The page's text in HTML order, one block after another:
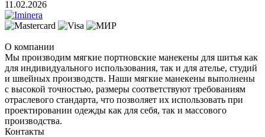
11.02.2026
О компании
Мы производим мягкие портновские манекены для шитья как
для индивидуального использования, так и для ателье, студий
и швейных производств. Наши мягкие манекены выполнены
с высокой точностью, размеры соответствуют требованиям
отраслевого стандарта, что позволяет их использовать при
проектировании одежды как для себя, так и массового
производства.
Контакты